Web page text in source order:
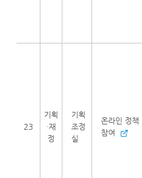
23
기획
·재
정
기획
조정
실
온라인 정책
참여